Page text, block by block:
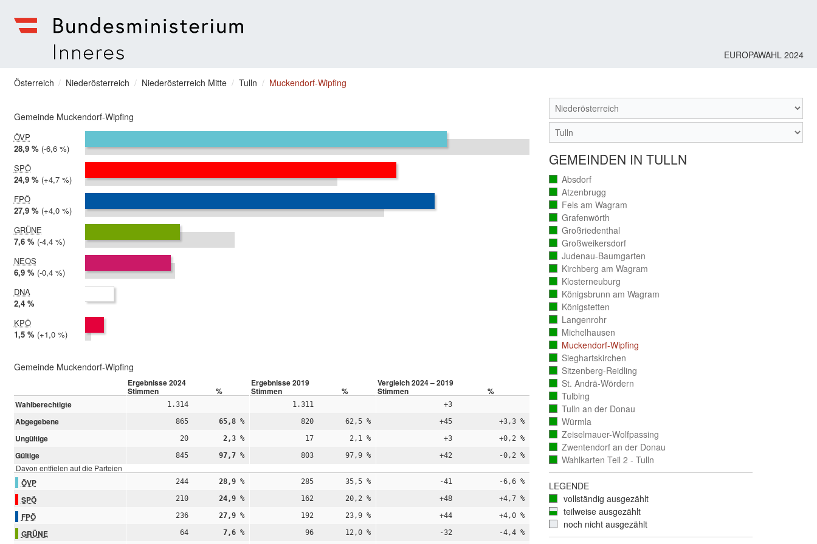
zum Menu springen
EUROPAWAHL 2024
Sie befinden sich hier
Österreich Niederösterreich Niederösterreich Mitte Tulln Muckendorf-Wipfing
Gemeinde Muckendorf-Wipfing
ÖVP
2024:
28,9 %
2019:
35,5 %
Differenz:
-6,6 %
SPÖ
2024:
24,9 %
2019:
20,2 %
Differenz:
+4,7 %
FPÖ
2024:
27,9 %
2019:
23,9 %
Differenz:
+4,0 %
GRÜNE
2024:
7,6 %
2019:
12,0 %
Differenz:
-4,4 %
NEOS
2024:
6,9 %
2019:
7,2 %
Differenz:
-0,4 %
DNA
2024:
2,4 %
KPÖ
2024:
1,5 %
2019:
0,5 %
Differenz:
+1,0 %
Gemeinde Muckendorf-Wipfing
Ergebnisse 2024 Ergebnisse 2019 Vergleich 2024 – 2019
Stimmen % Stimmen % Stimmen
%
Wahlberechtigte
1.314 1.311 +3
Abgegebene 865 65,8 % 820 62,5 % +45 +3,3 %
Ungültige 20 2,3 % 17 2,1 % +3 +0,2 %
Gültige 845 97,7 % 803 97,9 % +42 -0,2 %
Davon entfielen auf die Parteien
ÖVP 244 28,9 % 285 35,5 % -41 -6,6 %
SPÖ 210 24,9 % 162 20,2 % +48 +4,7 %
FPÖ 236 27,9 % 192 23,9 % +44 +4,0 %
GRÜNE 64 7,6 % 96 12,0 % -32 -4,4 %
GEMEINDEN IN TULLN
Absdorf
(vollständig
ausgezählt)
Atzenbrugg
(vollständig
ausgezählt)
Fels am Wagram
(vollständig
ausgezählt)
Grafenwörth
(vollständig
ausgezählt)
Großriedenthal
(vollständig
ausgezählt)
Großweikersdorf
(vollständig
ausgezählt)
Judenau-Baumgarten
(vollständig
ausgezählt)
Kirchberg am Wagram
(vollständig
ausgezählt)
Klosterneuburg
(vollständig
ausgezählt)
Königsbrunn am Wagram
(vollständig
ausgezählt)
Königstetten
(vollständig
ausgezählt)
Langenrohr
(vollständig
ausgezählt)
Michelhausen
(vollständig
ausgezählt)
Muckendorf-Wipfing
(vollständig
ausgezählt)
Sieghartskirchen
(vollständig
ausgezählt)
Sitzenberg-Reidling
(vollständig
ausgezählt)
St. Andrä-Wördern
(vollständig
ausgezählt)
Tulbing
(vollständig
ausgezählt)
Tulln an der Donau
(vollständig
ausgezählt)
Würmla
(vollständig
ausgezählt)
Zeiselmauer-Wolfpassing
(vollständig
ausgezählt)
Zwentendorf an der Donau
(vollständig
ausgezählt)
Wahlkarten Teil 2 - Tulln
(vollständig
LEGENDE
vollständig ausgezählt
teilweise ausgezählt
noch nicht ausgezählt